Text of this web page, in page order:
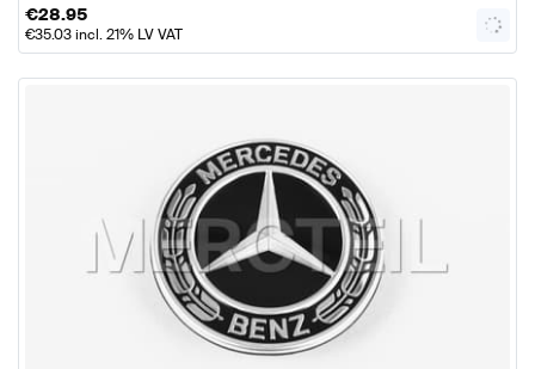
€28.95
€35.03incl. 21% LV VAT